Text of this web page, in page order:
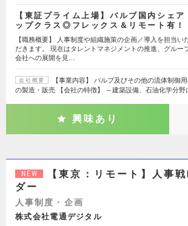
【東証プライム上場】バルブ国内シェア
ップクラス◎フレックス＆リモート有！
【職務概要】 人事制度や組織施策の企画／導入を担当い
だきます。 現在はタレントマネジメントの推進、グルー
会社への展開を見…
会社概要
【事業内容】 バルブ及びその他の流体制御
の製造・販売 【会社の特徴】 ～建築設備、石油化学分野
興味あり
NEW
【東京：リモート】人事
ダー
人事制度・企画
株式会社電通デジタル